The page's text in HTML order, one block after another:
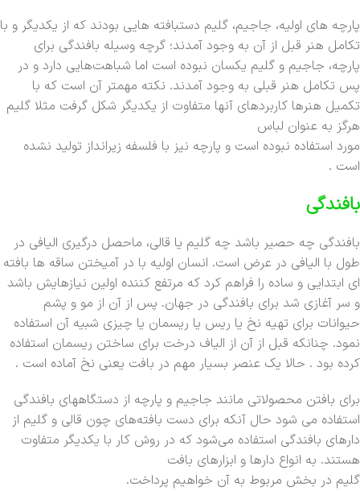
پارچه های اولیه، جاجیم، گلیم دستبافته هایی بودند که از یکدیگر و با
تکامل هنر قبل از آن به وجود آمدند؛ گرچه وسیله بافندگی برای
پارچه، جاجیم و گلیم یکسان نبوده است اما شباهت‌هایی دارد و در
پس تکامل هنر قبلی به وجود آمدند. نکته مهمتر آن است که با
تکمیل هنرها کاربردهای آنها متفاوت از یکدیگر شکل گرفت مثلا گلیم
هرگز به عنوان لباس
مورد استفاده نبوده است و پارچه نیز با فلسفه زیرانداز تولید نشده
است .
بافندگی
بافندگی چه حصیر باشد چه گلیم یا قالی، ماحصل درگیری الیافی در
طول با الیافی در عرض است. انسان اولیه با در آمیختن ساقه ها بافته
ای ابتدایی و ساده را فراهم کرد که مرتفع کننده اولین نیازهایش باشد
و سر آغازی شد برای بافندگی در جهان. پس از آن از مو و پشم
حیوانات برای تهیه نخ یا ریس یا ریسمان یا چیزی شبیه آن استفاده
نمود. چنانکه قبل از آن از الیاف درخت برای ساختن ریسمان استفاده
کرده بود . حالا یک عنصر بسیار مهم در بافت یعنی نخ آماده است .
برای بافتن محصولاتی مانند جاجیم و پارچه از دستگاههای بافندگی
استفاده می شود حال آنکه برای دست بافته‌های چون قالی و گلیم از
دارهای بافندگی استفاده می‌شود که در روش کار با یکدیگر متفاوت
هستند. به انواع دارها و ابزارهای بافت
گلیم در بخش مربوط به آن خواهیم پرداخت.